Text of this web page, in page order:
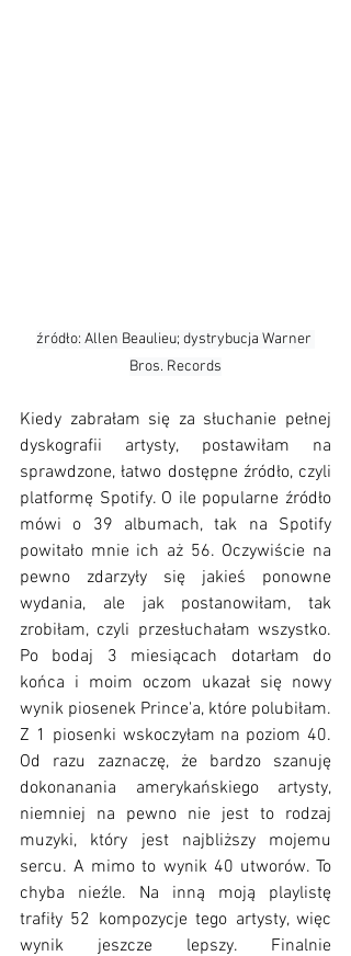
źródło: Allen Beaulieu; dystrybucja Warner
Bros. Records
Kiedy zabrałam się za słuchanie pełnej
dyskografii artysty, postawiłam na
sprawdzone, łatwo dostępne źródło, czyli
platformę Spotify. O ile popularne źródło
mówi o 39 albumach, tak na Spotify
powitało mnie ich aż 56. Oczywiście na
pewno zdarzyły się jakieś ponowne
wydania, ale jak postanowiłam, tak
zrobiłam, czyli przesłuchałam wszystko.
Po bodaj 3 miesiącach dotarłam do
końca i moim oczom ukazał się nowy
wynik piosenek Prince'a, które polubiłam.
Z 1 piosenki wskoczyłam na poziom 40.
Od razu zaznaczę, że bardzo szanuję
dokonanania amerykańskiego artysty,
niemniej na pewno nie jest to rodzaj
muzyki, który jest najbliższy mojemu
sercu. A mimo to wynik 40 utworów. To
chyba nieźle. Na inną moją playlistę
trafiły 52 kompozycje tego artysty, więc
wynik jeszcze lepszy. Finalnie